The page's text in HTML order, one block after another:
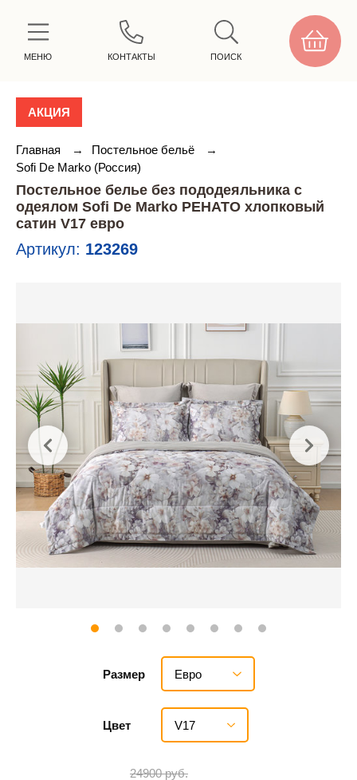
МЕНЮ КОНТАКТЫ ПОИСК
АКЦИЯ
Главная → Постельное бельё
→
Sofi De Marko (Россия)
Постельное белье без пододеяльника с
одеялом Sofi De Marko РЕНАТО хлопковый
сатин V17 евро
Артикул: 123269
Размер Евро
Цвет V17
24900 руб.